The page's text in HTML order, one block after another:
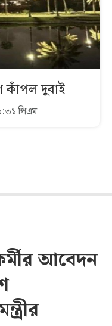
কাঁপল দুবাই
পিএম
আবেদন